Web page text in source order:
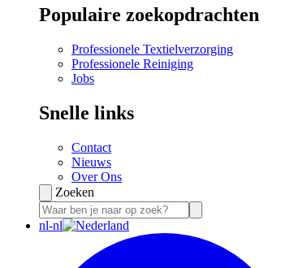
Populaire zoekopdrachten
Professionele Textielverzorging
Professionele Reiniging
Jobs
Snelle links
Contact
Nieuws
Over Ons
Zoeken
nl-nl